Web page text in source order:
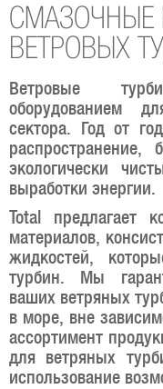
СМАЗОЧНЫЕ
ВЕТРОВЫХ
Ветровые
оборудованием
сектора. Год от
распространение,
экологически
выработки энергии.
Total предлагает
материалов,
жидкостей,
турбин. Мы
ваших ветряных
в море, вне
ассортимент
для ветряных
использование